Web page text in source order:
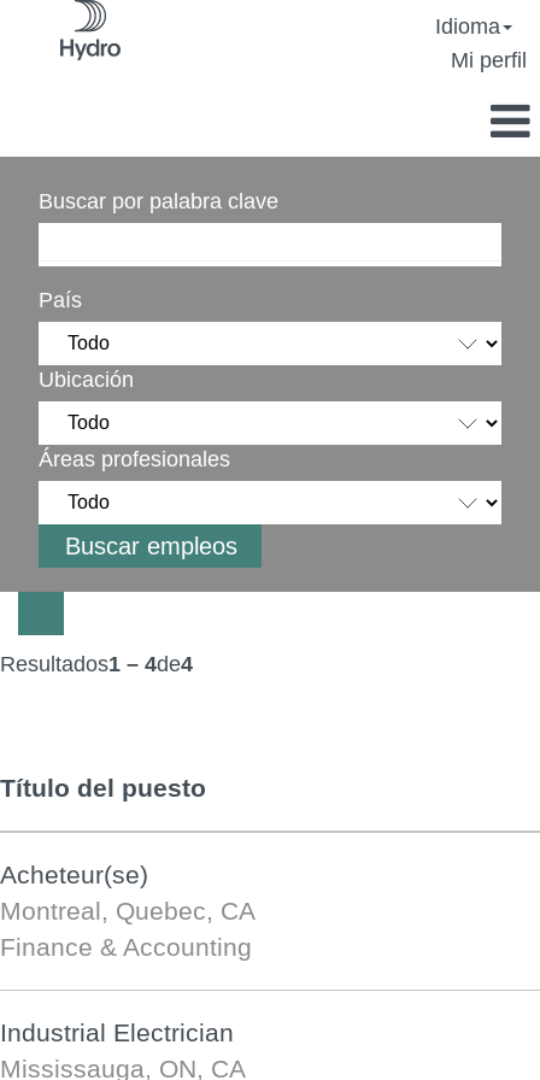
Idioma
Mi perfil
Buscar por palabra clave
País
Ubicación
Áreas profesionales
Resultados1 – 4de4
Título del puesto
Acheteur(se)
Montreal, Quebec, CA
Finance & Accounting
Industrial Electrician
Mississauga, ON, CA